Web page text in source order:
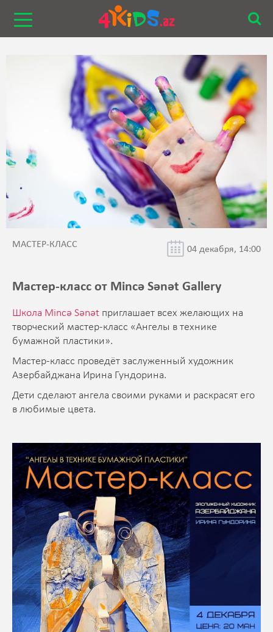
МАСТЕР-КЛАСС 04 декабря, 14:00
Мастер-класс от Mincə Sənət Gallery
Школа Mincə Sənət приглашает всех желающих на
творческий мастер-класс «Ангелы в технике
бумажной пластики».
Мастер-класс проведёт заслуженный художник
Азербайджана Ирина Гундорина.
Дети сделают ангела своими руками и раскрасят его
в любимые цвета.